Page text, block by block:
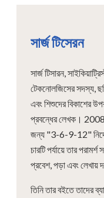
সার্জ টিসেরন
সার্জ টিসারন,
টেকনোলজিসের সদস্য,
এবং শিশুদের বিকাশের
প্রবন্ধের লেখক। 2008
জন্য "3-6-9-12"
চারটি পর্যায়ে তার পরামর্শ
প্রবেশ, পড়া এবং লেখায়
তিনি তার বইতে তাদের